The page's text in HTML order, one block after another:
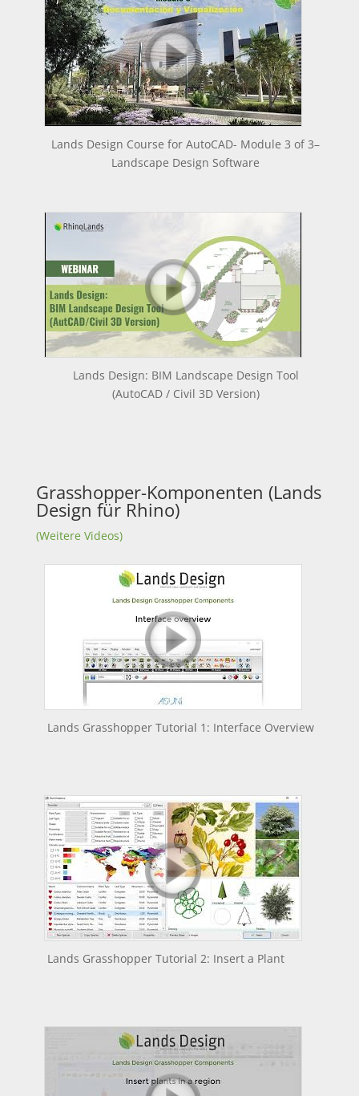
Lands Design Course for AutoCAD- Module 3 of 3–
Landscape Design Software
Lands Design: BIM Landscape Design Tool
(AutoCAD / Civil 3D Version)
Grasshopper-Komponenten (Lands
Design für Rhino)
(Weitere Videos)
Lands Grasshopper Tutorial 1: Interface Overview
Lands Grasshopper Tutorial 2: Insert a Plant